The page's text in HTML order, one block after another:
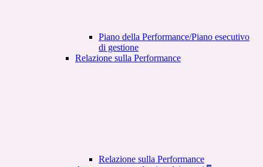
Piano della Performance/Piano esecutivo
di gestione
Relazione sulla Performance
Relazione sulla Performance